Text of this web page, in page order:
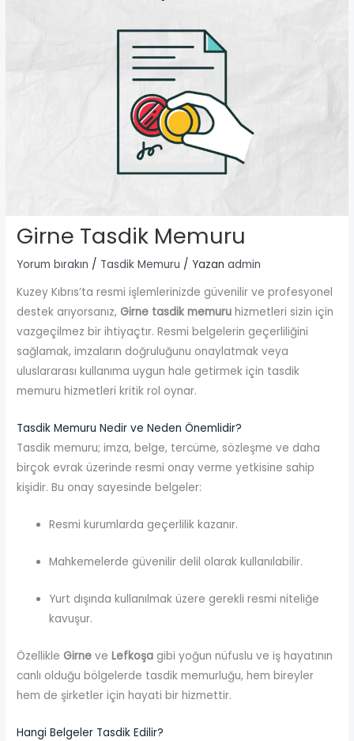
Girne Tasdik Memuru
Yorum bırakın / Tasdik Memuru / Yazan admin
Kuzey Kıbrıs’ta resmi işlemlerinizde güvenilir ve profesyonel
destek arıyorsanız, Girne tasdik memuru hizmetleri sizin için
vazgeçilmez bir ihtiyaçtır. Resmi belgelerin geçerliliğini
sağlamak, imzaların doğruluğunu onaylatmak veya
uluslararası kullanıma uygun hale getirmek için tasdik
memuru hizmetleri kritik rol oynar.
Tasdik Memuru Nedir ve Neden Önemlidir?
Tasdik memuru; imza, belge, tercüme, sözleşme ve daha
birçok evrak üzerinde resmi onay verme yetkisine sahip
kişidir. Bu onay sayesinde belgeler:
Resmi kurumlarda geçerlilik kazanır.
Mahkemelerde güvenilir delil olarak kullanılabilir.
Yurt dışında kullanılmak üzere gerekli resmi niteliğe
kavuşur.
Özellikle Girne veLefkoşa gibi yoğun nüfuslu ve iş hayatının
canlı olduğu bölgelerde tasdik memurluğu, hem bireyler
hem de şirketler için hayati bir hizmettir.
Hangi Belgeler Tasdik Edilir?